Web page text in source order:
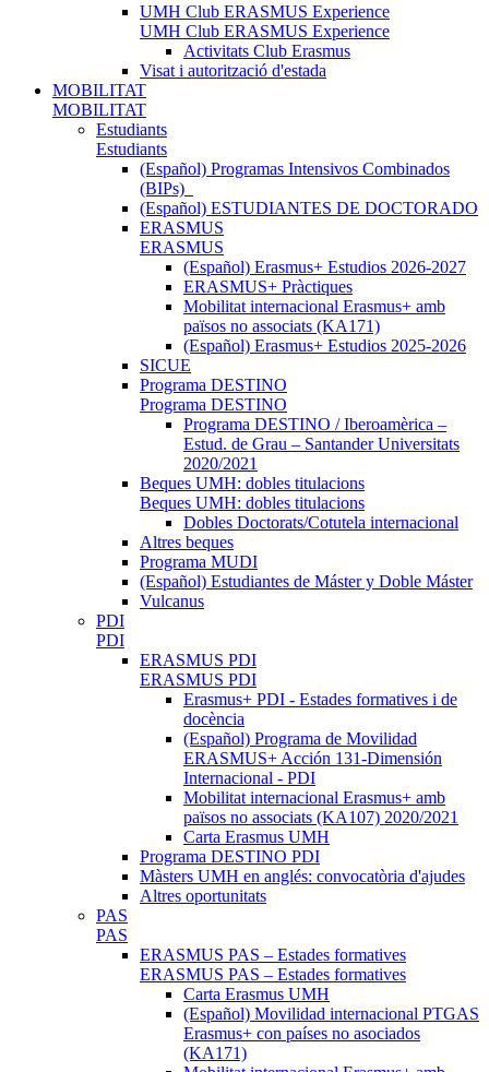
UMH Club ERASMUS Experience
UMH Club ERASMUS Experience
Activitats Club Erasmus
Visat i autorització d'estada
MOBILITAT
MOBILITAT
Estudiants
Estudiants
(Español) Programas Intensivos Combinados
(BIPs)_
(Español) ESTUDIANTES DE DOCTORADO
ERASMUS
ERASMUS
(Español) Erasmus+ Estudios 2026-2027
ERASMUS+ Pràctiques
Mobilitat internacional Erasmus+ amb
països no associats (KA171)
(Español) Erasmus+ Estudios 2025-2026
SICUE
Programa DESTINO
Programa DESTINO
Programa DESTINO / Iberoamèrica –
Estud. de Grau – Santander Universitats
2020/2021
Beques UMH: dobles titulacions
Beques UMH: dobles titulacions
Dobles Doctorats/Cotutela internacional
Altres beques
Programa MUDI
(Español) Estudiantes de Máster y Doble Máster
Vulcanus
PDI
PDI
ERASMUS PDI
ERASMUS PDI
Erasmus+ PDI - Estades formatives i de
docència
(Español) Programa de Movilidad
ERASMUS+ Acción 131-Dimensión
Internacional - PDI
Mobilitat internacional Erasmus+ amb
països no associats (KA107) 2020/2021
Carta Erasmus UMH
Programa DESTINO PDI
Màsters UMH en anglés: convocatòria d'ajudes
Altres oportunitats
PAS
PAS
ERASMUS PAS – Estades formatives
ERASMUS PAS – Estades formatives
Carta Erasmus UMH
(Español) Movilidad internacional PTGAS
Erasmus+ con países no asociados
(KA171)